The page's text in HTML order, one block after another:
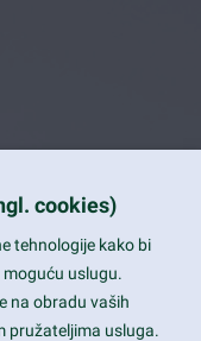
cookies)
tehnologije kako bi
uslugu.
na obradu vaših
pružateljima usluga.